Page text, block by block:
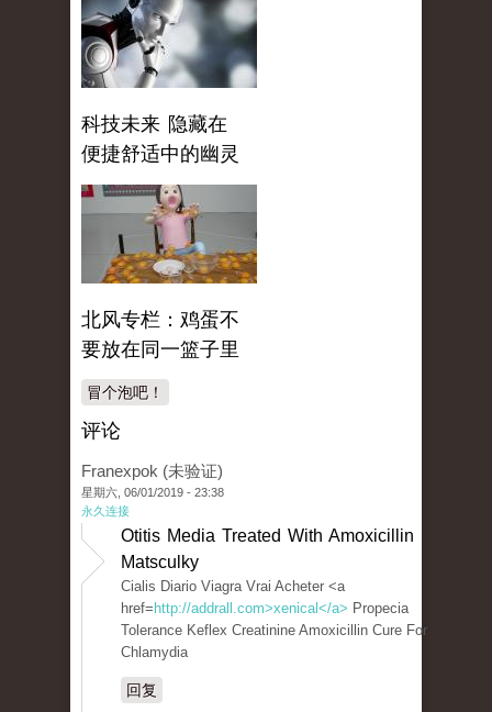
科技未来 隐藏在
便捷舒适中的幽灵
北风专栏：鸡蛋不
要放在同一篮子里
冒个泡吧！
评论
Franexpok (未验证)
星期六, 06/01/2019 - 23:38
永久连接
Otitis Media Treated With Amoxicillin
Matsculky
Cialis Diario Viagra Vrai Acheter <a
href= http://addrall.com>xenical</a> Propecia
Tolerance Keflex Creatinine Amoxicillin Cure For
Chlamydia
回复